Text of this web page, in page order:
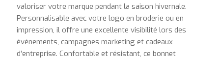
valoriser votre marque pendant la saison hivernale.
Personnalisable avec votre logo en broderie ou en
impression, il offre une excellente visibilité lors des
événements, campagnes marketing et cadeaux
d’entreprise. Confortable et résistant, ce bonnet